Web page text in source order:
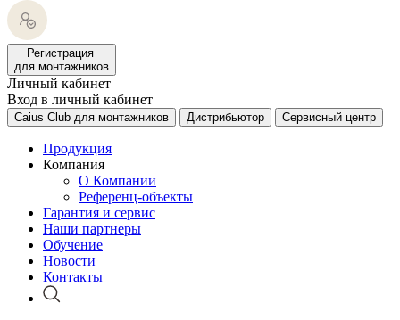
Регистрация
для монтажников
Личный кабинет
Вход в личный кабинет
Caius Club для монтажников Дистрибьютор Сервисный центр
Продукция
Компания
О Компании
Референц-объекты
Гарантия и сервис
Наши партнеры
Обучение
Новости
Контакты